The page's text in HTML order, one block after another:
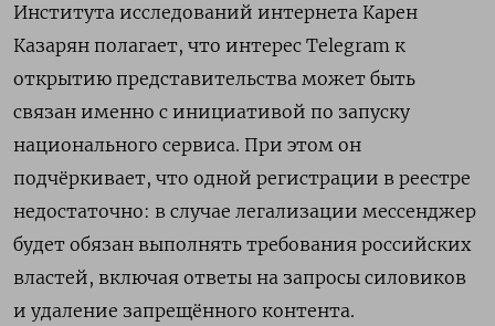
Института исследований интернета Карен
Казарян полагает, что интерес Telegram к
открытию представительства может быть
связан именно с инициативой по запуску
национального сервиса. При этом он
подчёркивает, что одной регистрации в реестре
недостаточно: в случае легализации мессенджер
будет обязан выполнять требования российских
властей, включая ответы на запросы силовиков
и удаление запрещённого контента.